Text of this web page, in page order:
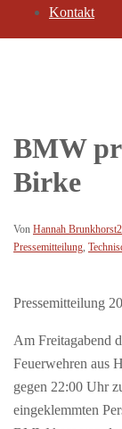
Kontakt
BMW
Birke
Von Hannah Brunkhorst
Pressemitteilung,
Pressemitteilung
Am Freitagabend
Feuerwehren aus
gegen 22:00 Uhr
eingeklemmten